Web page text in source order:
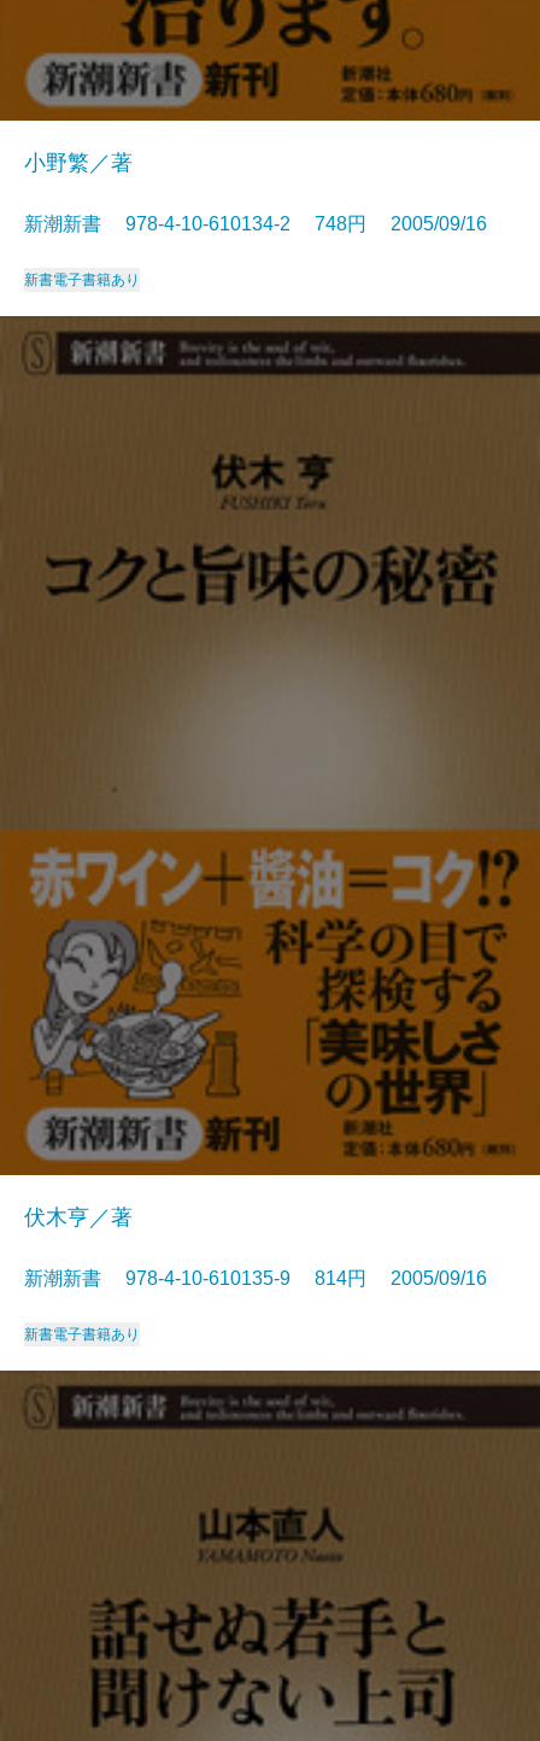
小野繁／著
新潮新書 978-4-10-610134-2 748円 2005/09/16
新書電子書籍あり
伏木亨／著
新潮新書 978-4-10-610135-9 814円 2005/09/16
新書電子書籍あり